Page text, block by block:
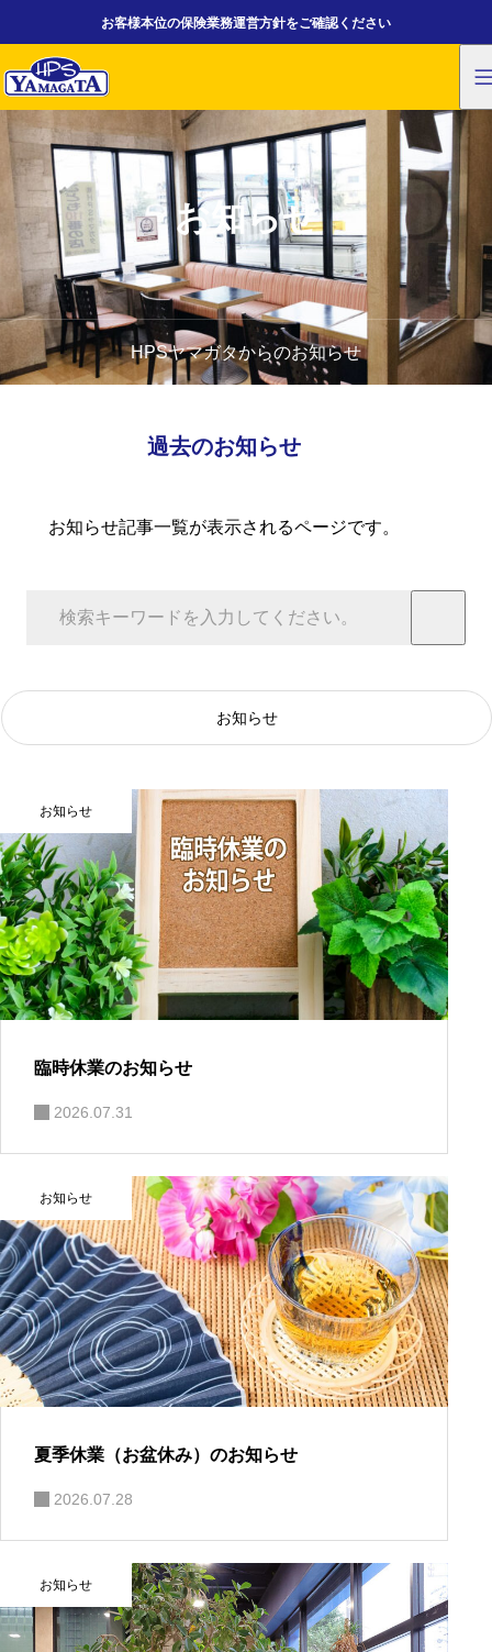
お客様本位の保険業務運営方針をご確認ください
お知らせ
HPSヤマガタからのお知らせ
過去のお知らせ
お知らせ記事一覧が表示されるページです。
お知らせ
お知らせ
臨時休業のお知らせ
2026.07.31
お知らせ
夏季休業（お盆休み）のお知らせ
2026.07.28
お知らせ